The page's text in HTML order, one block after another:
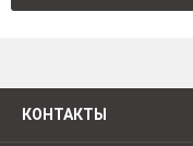
КОНТАКТЫ